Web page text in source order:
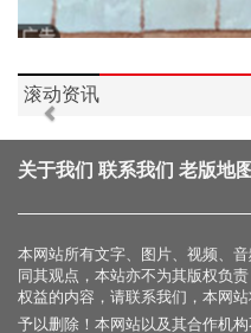
滚动资讯
Previous
关于我们 联系我们 老版地图
本网站所有文字、图片、视频、
同其观点，本站亦不为其版权负
权益的内容，请联系我们，本网
予以删除！本网站以及其合作机